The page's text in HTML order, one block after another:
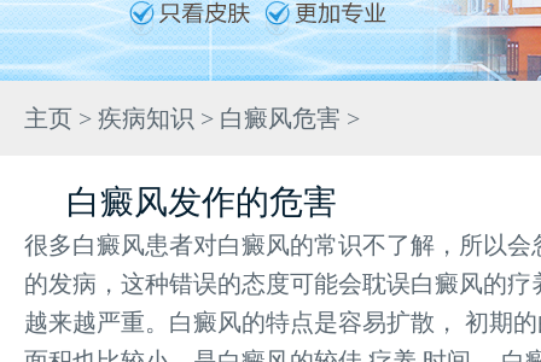
主页 > 疾病知识 > 白癜风危害 >
白癜风发作的危害
很多白癜风患者对白癜风的常识不了解，所以会
的发病，这种错误的态度可能会耽误白癜风的
越来越严重。白癜风的特点是容易扩散， 初期